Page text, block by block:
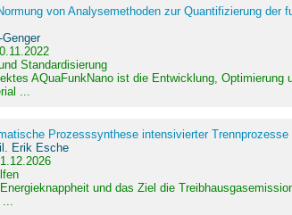
von Analysemethoden zur Quantifizierung
Genger
Standardisierung
AQuaFunkNano ist die Entwicklung, Optimierung
...
Prozesssynthese intensivierter Trennprozesse
Erik Esche
und das Ziel die